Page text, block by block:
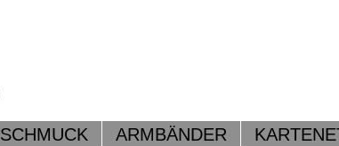
SCHMUCK ARMBÄNDER